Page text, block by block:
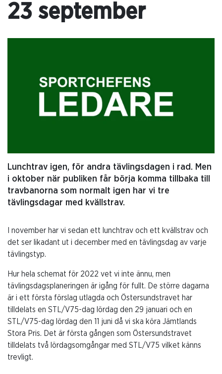
23 september
Lunchtrav igen, för andra tävlingsdagen i rad. Men
i oktober när publiken får börja komma tillbaka till
travbanorna som normalt igen har vi tre
tävlingsdagar med kvällstrav.
I november har vi sedan ett lunchtrav och ett kvällstrav och
det ser likadant ut i december med en tävlingsdag av varje
tävlingstyp.
Hur hela schemat för 2022 vet vi inte ännu, men
tävlingsdagsplaneringen är igång för fullt. De större dagarna
är i ett första förslag utlagda och Östersundstravet har
tilldelats en STL/V75-dag lördag den 29 januari och en
STL/V75-dag lördag den 11 juni då vi ska köra Jämtlands
Stora Pris. Det är första gången som Östersundstravet
tilldelats två lördagsomgångar med STL/V75 vilket känns
trevligt.